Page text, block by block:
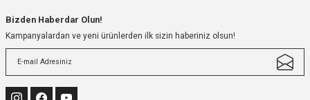
Bizden Haberdar Olun!
Kampanyalardan ve yeni ürünlerden ilk sizin haberiniz olsun!